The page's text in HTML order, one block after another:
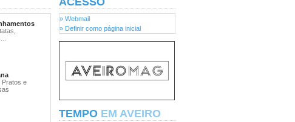
Pratos e
» Webmail
» Definir como página inicial
TEMPO EM AVEIRO